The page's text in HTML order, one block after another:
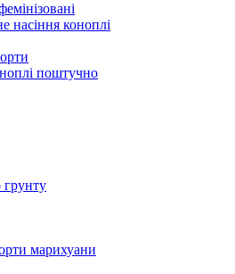
насіння коноплі
поштучно
грунту
марихуани